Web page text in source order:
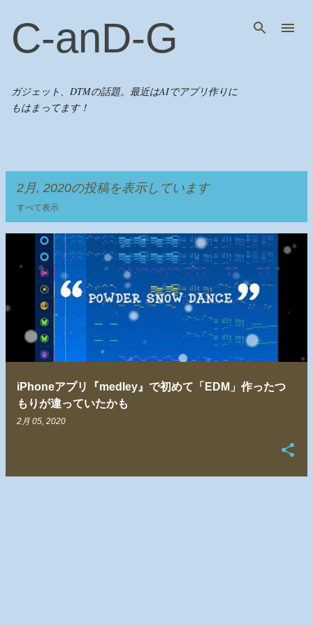
C-anD-G
ガジェット、DTMの話題。最近はAIでアプリ作りに
もはまってます！
2月, 2020の投稿を表示しています
すべて表示
iPhoneアプリ『medley』で初めて「EDM」作ったつ
もりが違っていたかも
2月 05, 2020